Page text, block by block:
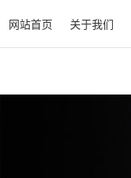
网站首页 关于我们